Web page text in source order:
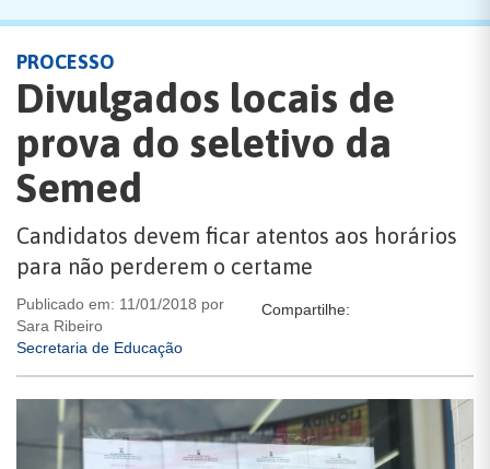
PROCESSO
Divulgados locais de
prova do seletivo da
Semed
Candidatos devem ficar atentos aos horários
para não perderem o certame
Publicado em: 11/01/2018 por
Sara Ribeiro
Secretaria de Educação
Compartilhe: